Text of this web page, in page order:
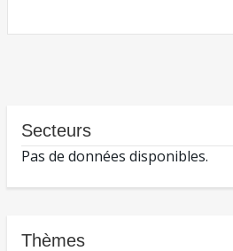
Secteurs
Pas de données disponibles.
Thèmes